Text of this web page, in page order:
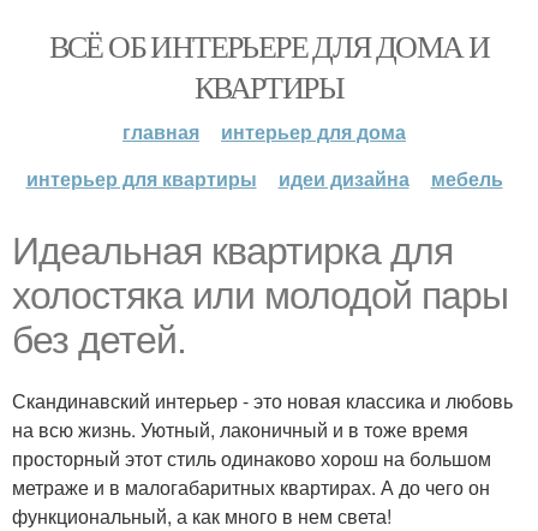
ВСЁ ОБ ИНТЕРЬЕРЕ ДЛЯ ДОМА И
КВАРТИРЫ
главная
интерьер для дома
интерьер для квартиры
идеи дизайна мебель
Идеальная квартирка для
холостяка или молодой пары
без детей.
Скандинавский интерьер - это новая классика и любовь
на всю жизнь. Уютный, лаконичный и в тоже время
просторный этот стиль одинаково хорош на большом
метраже и в малогабаритных квартирах. А до чего он
функциональный, а как много в нем света!